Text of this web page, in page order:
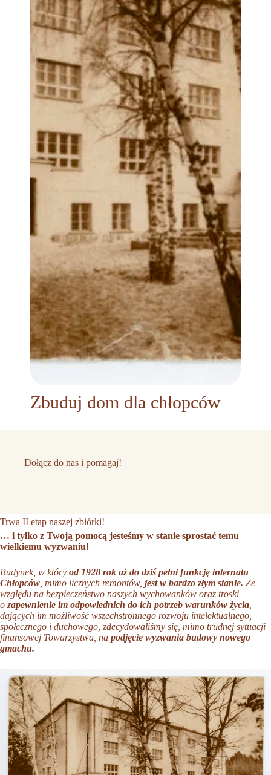
Zbuduj dom dla chłopców
Dołącz do nas i pomagaj!
Trwa II etap naszej zbiórki!
… i tylko z Twoją pomocą jesteśmy w stanie sprostać temu
wielkiemu wyzwaniu!
Budynek, w który od 1928 rok aż do dziś pełni funkcję internatu
Chłopców , mimo licznych remontów, jest w bardzo złym stanie. Ze
względu na bezpieczeństwo naszych wychowanków oraz troski
o zapewnienie im odpowiednich do ich potrzeb warunków życia
dających im możliwość wszechstronnego rozwoju intelektualnego,
społecznego i duchowego, zdecydowaliśmy się, mimo trudnej sytuacji
finansowej Towarzystwa, na podjęcie wyzwania budowy nowego
gmachu.